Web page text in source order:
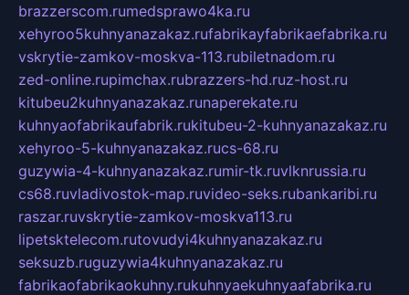
brazzerscom.rumedsprawo4ka.ru
xehyroo5kuhnyanazakaz.rufabrikayfabrikaefabrika.ru
vskrytie-zamkov-moskva-113.rubiletnadom.ru
zed-online.rupimchax.rubrazzers-hd.ruz-host.ru
kitubeu2kuhnyanazakaz.runaperekate.ru
kuhnyaofabrikaufabrik.rukitubeu-2-kuhnyanazakaz.ru
xehyroo-5-kuhnyanazakaz.rucs-68.ru
guzywia-4-kuhnyanazakaz.rumir-tk.ruvlknrussia.ru
cs68.ruvladivostok-map.ruvideo-seks.rubankaribi.ru
raszar.ruvskrytie-zamkov-moskva113.ru
lipetsktelecom.rutovudyi4kuhnyanazakaz.ru
seksuzb.ruguzywia4kuhnyanazakaz.ru
fabrikaofabrikaokuhny.rukuhnyaekuhnyaafabrika.ru